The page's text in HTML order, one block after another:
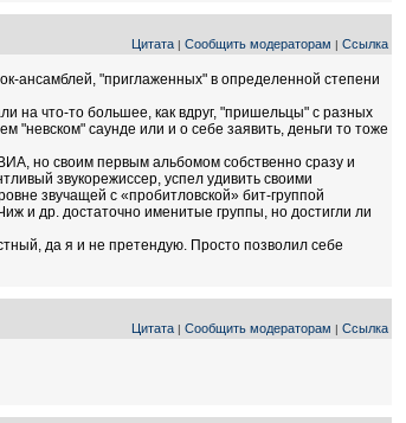
Цитата | Сообщить модераторам | Ссылка
ансамблей, "приглаженных" в определенной степени
на что-то большее, как вдруг, "пришельцы" с разных
саунде или и о себе заявить, деньги то тоже
но своим первым альбомом собственно сразу и
звукорежиссер, успел удивить своими
звучащей с «пробитловской» бит-группой
и др. достаточно именитые группы, но достигли ли
да я и не претендую. Просто позволил себе
Цитата | Сообщить модераторам | Ссылка